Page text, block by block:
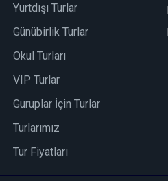
Yurtdışı Turlar
Günübirlik Turlar
Okul Turları
VIP Turlar
Guruplar İçin Turlar
Turlarımız
Tur Fiyatları